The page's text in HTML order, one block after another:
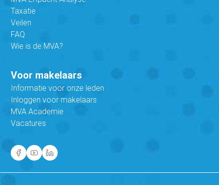
Taxatie
Veilen
FAQ
Wie is de MVA?
Voor makelaars
Informatie voor onze leden
Inloggen voor makelaars
MVA Academie
Vacatures